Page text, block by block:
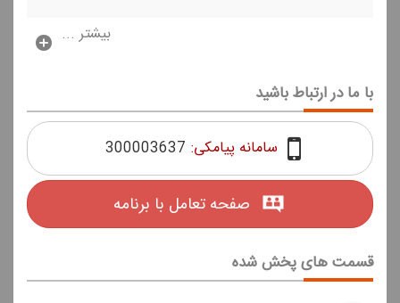
بیشتر ...
قسمت های پخش شده
با ما در ارتباط باشید
سامانه پیامکی: 300003637
صفحه تعامل با برنامه